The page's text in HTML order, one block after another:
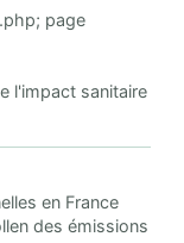
page
l'impact sanitaire
en France
des émissions